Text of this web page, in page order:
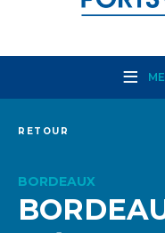
RETOUR
BORDEAUX